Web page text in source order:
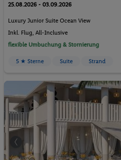
25.08.2026 - 03.09.2026
Luxury Junior Suite Ocean View
Inkl. Flug, All-Inclusive
flexible Umbuchung & Stornierung
5 ★ Sterne Suite Strand